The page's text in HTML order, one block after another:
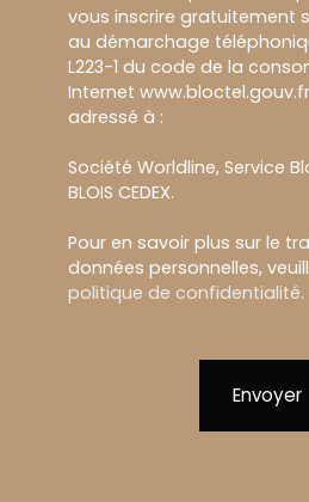
vous inscrire gratuitement
au démarchage
L223-1 du code de la
Internet
adressé à :
Société Worldline, Service
BLOIS CEDEX.
Pour en savoir plus sur le
données personnelles,
politique de confidentialité.
Envoyer